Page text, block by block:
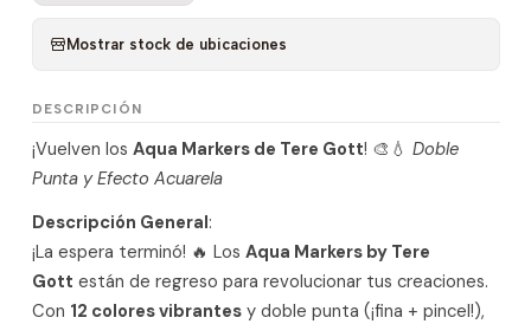
Mostrar stock de ubicaciones
DESCRIPCIÓN
¡Vuelven los Aqua Markers de Tere Gott! 🎨💧 Doble
Punta y Efecto Acuarela
Descripción General:
¡La espera terminó! 🔥 Los Aqua Markers by Tere
Gott están de regreso para revolucionar tus creaciones.
Con 12 colores vibrantesy doble punta (¡fina + pincel!),